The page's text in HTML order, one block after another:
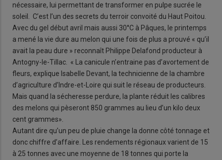
nécessaire, lui permettant de transformer en pulpe sucrée le
soleil. C’est l’un des secrets du terroir convoité du Haut Poitou.
Avec du gel début avril mais aussi 30°C à Pâques, le printemps
a mené la vie dure au melon qui une fois de plus a prouvé « qu’il
avait la peau dure » reconnaît Philippe Delafond producteur à
Antogny-le-Tillac. « La canicule n’entraine pas d’avortement de
fleurs, explique Isabelle Devant, la technicienne de la chambre
d’agriculture d’Indre-et-Loire qui suit le réseau de producteurs.
Mais quand la sécheresse perdure, la plante réduit les calibres
des melons qui pèseront 850 grammes au lieu d’un kilo deux
cent grammes».
Autant dire qu’un peu de pluie change la donne côté tonnage et
donc chiffre d’affaire. Les rendements régionaux varient de 15
à 25 tonnes avec une moyenne de 18 tonnes qui porte la